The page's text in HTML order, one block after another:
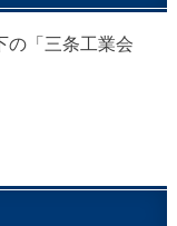
の「三条工業会